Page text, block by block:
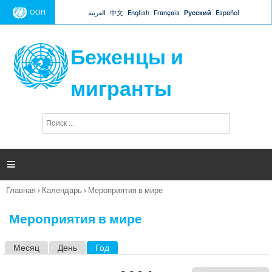
Jump to navigation
ООН العربية 中文 English Français Русский Español
Беженцы и
мигранты
п
и

Вы
Главная › Календарь › Мероприятия в мире
Мероприятия в мире
Месяц День Год